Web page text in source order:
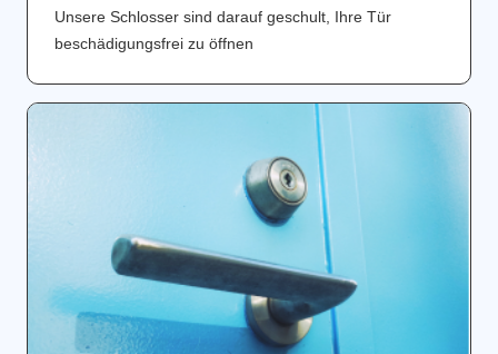
Unsere Schlosser sind darauf geschult, Ihre Tür
beschädigungsfrei zu öffnen